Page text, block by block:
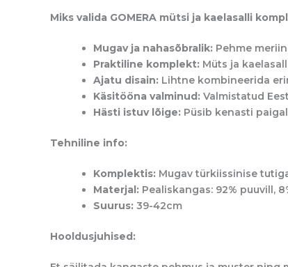
Miks valida GOMERA mütsi ja kaelasalli
Mugav ja nahasõbralik: Pehme
Praktiline komplekt: Müts ja
Ajatu disain: Lihtne kombineerida
Käsitööna valminud: Valmistatud
Hästi istuv lõige: Püsib kenasti
Tehniline info:
Komplektis: Mugav türkiissinise
Materjal: Pealiskangas: 92% puuvill,
Suurus: 39-42cm
Hooldusjuhised: